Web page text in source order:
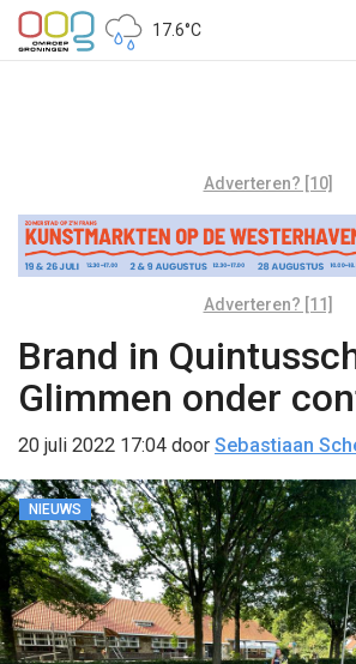
17.6°C
Adverteren? [10]
Adverteren? [11]
Brand in
Glimmen onder
20 juli 2022 17:04 door Sebastiaan
NIEUWS